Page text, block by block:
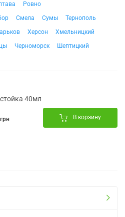
Ровно
Смела Сумы
Тернополь
Херсон
Хмельницкий
Черноморск Шептицкий
40мл
грн В корзину